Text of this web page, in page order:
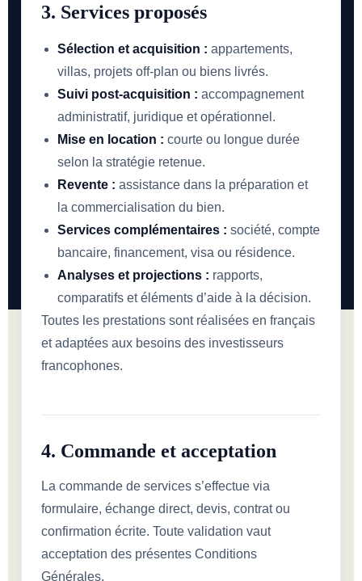
3. Services proposés
Sélection et acquisition : appartements,
villas, projets off-plan ou biens livrés.
Suivi post-acquisition : accompagnement
administratif, juridique et opérationnel.
Mise en location : courte ou longue durée
selon la stratégie retenue.
Revente : assistance dans la préparation et
la commercialisation du bien.
Services complémentaires : société, compte
bancaire, financement, visa ou résidence.
Analyses et projections : rapports,
comparatifs et éléments d’aide à la décision.
Toutes les prestations sont réalisées en français
et adaptées aux besoins des investisseurs
francophones.
4. Commande et acceptation
La commande de services s’effectue via
formulaire, échange direct, devis, contrat ou
confirmation écrite. Toute validation vaut
acceptation des présentes Conditions
Générales.